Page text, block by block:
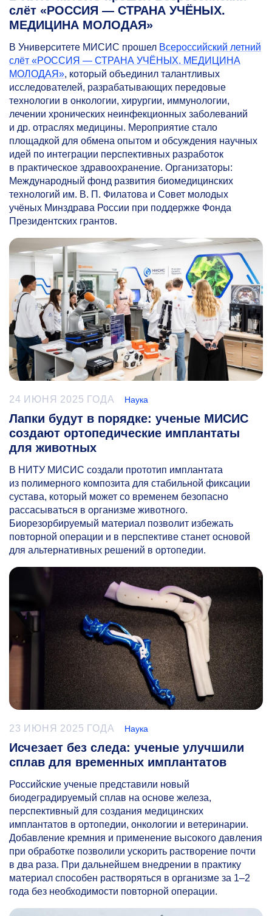
слёт «РОССИЯ — СТРАНА УЧЁНЫХ.
МЕДИЦИНА МОЛОДАЯ»
В Университете МИСИС прошел Всероссийский летний
слёт «РОССИЯ — СТРАНА УЧЁНЫХ. МЕДИЦИНА
МОЛОДАЯ», который объединил талантливых
исследователей, разрабатывающих передовые
технологии в онкологии, хирургии, иммунологии,
лечении хронических неинфекционных заболеваний
и др. отраслях медицины. Мероприятие стало
площадкой для обмена опытом и обсуждения научных
идей по интеграции перспективных разработок
в практическое здравоохранение. Организаторы:
Международный фонд развития биомедицинских
технологий им. В. П. Филатова и Совет молодых
учёных Минздрава России при поддержке Фонда
Президентских грантов.
24 ИЮНЯ 2025 ГОДА Наука
Лапки будут в порядке: ученые МИСИС
создают ортопедические имплантаты
для животных
В НИТУ МИСИС создали прототип имплантата
из полимерного композита для стабильной фиксации
сустава, который может со временем безопасно
рассасываться в организме животного.
Биорезорбируемый материал позволит избежать
повторной операции и в перспективе станет основой
для альтернативных решений в ортопедии.
23 ИЮНЯ 2025 ГОДА Наука
Исчезает без следа: ученые улучшили
сплав для временных имплантатов
Российские ученые представили новый
биодеградируемый сплав на основе железа,
перспективный для создания медицинских
имплантатов в ортопедии, онкологии и ветеринарии.
Добавление кремния и применение высокого давления
при обработке позволили ускорить растворение почти
в два раза. При дальнейшем внедрении в практику
материал способен растворяться в организме за 1–2
года без необходимости повторной операции.